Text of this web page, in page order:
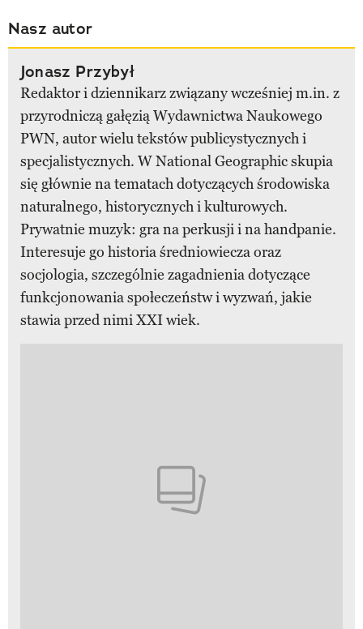
Nasz autor
Jonasz Przybył
Redaktor i dziennikarz związany wcześniej m.in. z
przyrodniczą gałęzią Wydawnictwa Naukowego
PWN, autor wielu tekstów publicystycznych i
specjalistycznych. W National Geographic skupia
się głównie na tematach dotyczących środowiska
naturalnego, historycznych i kulturowych.
Prywatnie muzyk: gra na perkusji i na handpanie.
Interesuje go historia średniowiecza oraz
socjologia, szczególnie zagadnienia dotyczące
funkcjonowania społeczeństw i wyzwań, jakie
stawia przed nimi XXI wiek.